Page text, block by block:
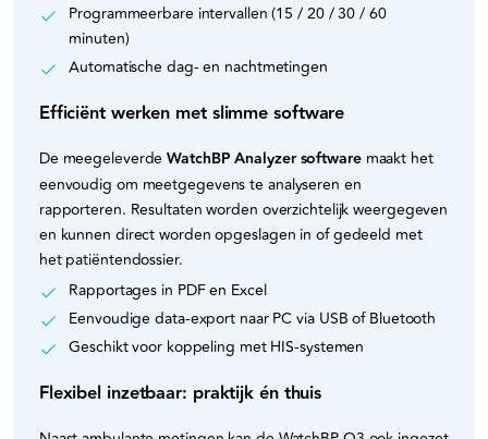
Programmeerbare intervallen (15 / 20 / 30 / 60
minuten)
Automatische dag- en nachtmetingen
Efficiënt werken met slimme software
De meegeleverdeWatchBP Analyzer softwaremaakt het
eenvoudig om meetgegevens te analyseren en
rapporteren. Resultaten worden overzichtelijk weergegeven
en kunnen direct worden opgeslagen in of gedeeld met
het patiëntendossier.
Rapportages in PDF en Excel
Eenvoudige data-export naar PC via USB of Bluetooth
Geschikt voor koppeling met HIS-systemen
Flexibel inzetbaar: praktijk én thuis